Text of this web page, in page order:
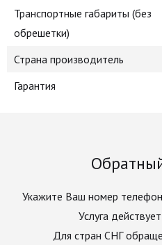
Транспортные габариты (без
обрешетки)
Страна производитель
Гарантия
Укажите Ваш номер
Услуга
Для стран СНГ